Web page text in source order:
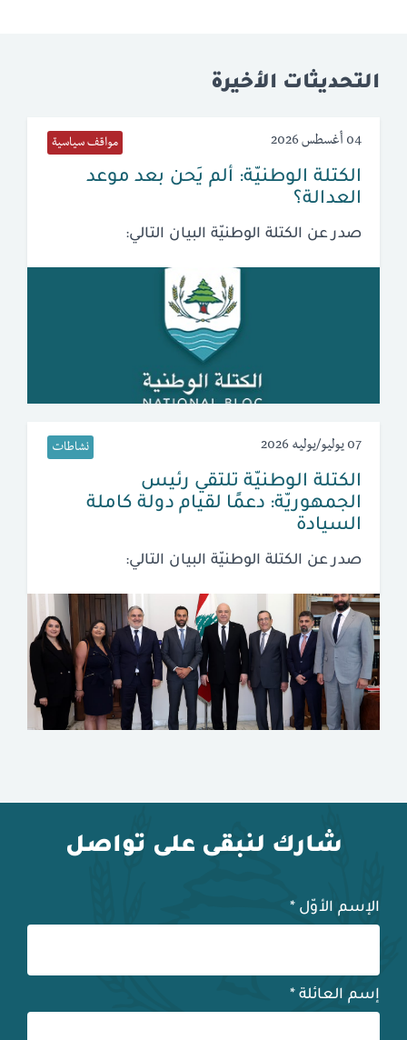
التحديثات الأخيرة
04 أغسطس 2026 مواقف سياسية
الكتلة الوطنيّة: ألم يَحن بعد موعد
العدالة؟
صدر عن الكتلة الوطنيّة البيان التالي:
07 يوليو/يوليه 2026 نشاطات
الكتلة الوطنيّة تلتقي رئيس
الجمهوريّة: دعمًا لقيام دولة كاملة
السيادة
صدر عن الكتلة الوطنيّة البيان التالي:
شارك لنبقى على تواصل
الإسم الأوّل *
إسم العائلة *